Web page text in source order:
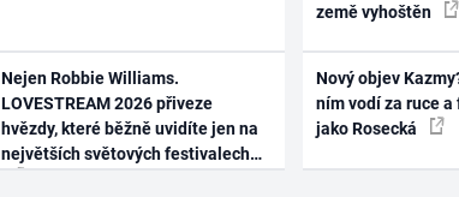
Nejen Robbie Williams.
LOVESTREAM 2026 přiveze
hvězdy, které běžně uvidíte jen na
největších světových festivalech
země vyhoštěn
Nový objev
ním vodí za ruce
jako Rosecká